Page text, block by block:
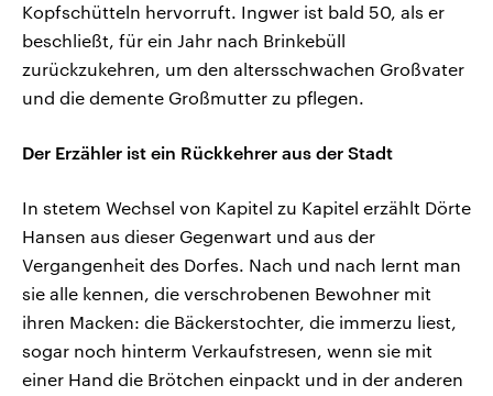
Kopfschütteln hervorruft. Ingwer ist bald 50, als er
beschließt, für ein Jahr nach Brinkebüll
zurückzukehren, um den altersschwachen Großvater
und die demente Großmutter zu pflegen.
Der Erzähler ist ein Rückkehrer aus der Stadt
In stetem Wechsel von Kapitel zu Kapitel erzählt Dörte
Hansen aus dieser Gegenwart und aus der
Vergangenheit des Dorfes. Nach und nach lernt man
sie alle kennen, die verschrobenen Bewohner mit
ihren Macken: die Bäckerstochter, die immerzu liest,
sogar noch hinterm Verkaufstresen, wenn sie mit
einer Hand die Brötchen einpackt und in der anderen